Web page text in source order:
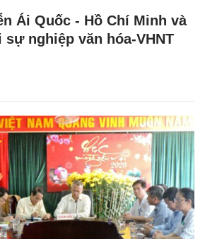
Ái Quốc - Hồ Chí Minh và
sự nghiệp văn hóa-VHNT